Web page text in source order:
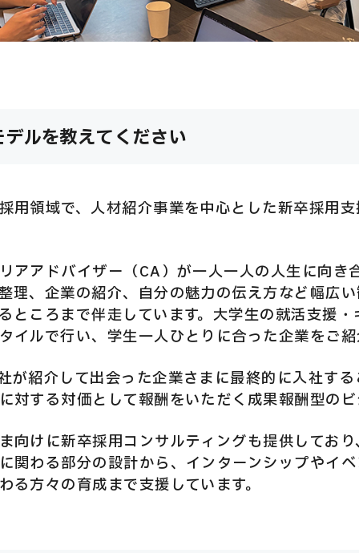
ルを教えてください
用領域で、人材紹介事業を中心とした新卒採用
アアドバイザー（CA）が一人一人の人生に向き
理、企業の紹介、自分の魅力の伝え方など幅広
ところまで伴走しています。大学生の就活支援
イルで行い、学生一人ひとりに合った企業をご
が紹介して出会った企業さまに最終的に入社す
対する対価として報酬をいただく成果報酬型の
向けに新卒採用コンサルティングも提供してお
関わる部分の設計から、インターンシップやイ
る方々の育成まで支援しています。